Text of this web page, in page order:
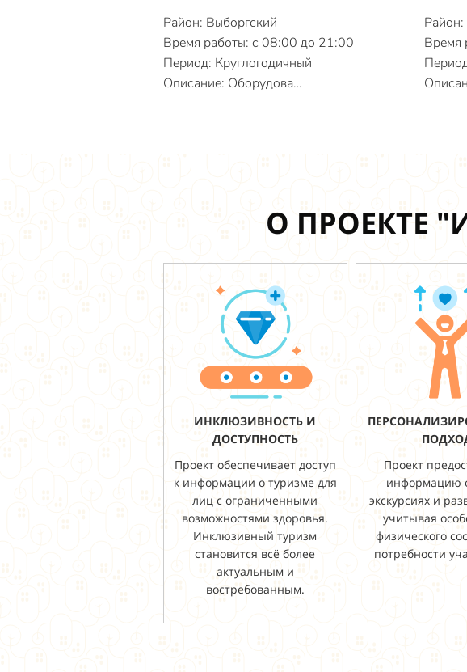
Район: Выборгский
Время работы: с 08:00 до 21:00
Период: Круглогодичный
Описание: Оборудова…
Время
О ПРОЕКТЕ
ИНКЛЮЗИВНОСТЬ И
ДОСТУПНОСТЬ
Проект обеспечивает доступ
к информации о туризме для
лиц с ограниченными
возможностями здоровья.
Инклюзивный туризм
становится всё более
актуальным и
востребованным.
Проект
информацию
экскурсиях и
учитывая
физического
потребности